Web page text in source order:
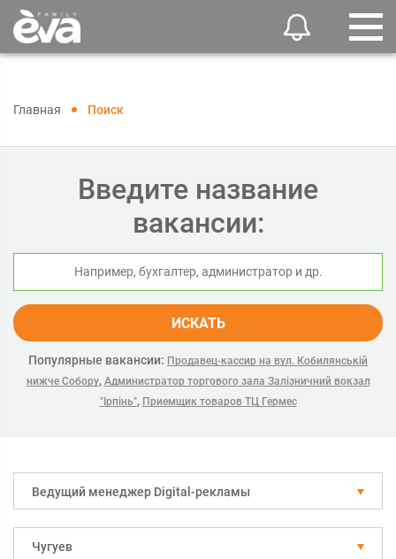
Главная Поиск
Введите название
вакансии:
ИСКАТЬ
Популярные вакансии: Продавец-кассир на вул. Кобилянській
нижче Собору, Администратор торгового зала Залізничний вокзал
"Ірпінь", Приемщик товаров ТЦ Гермес
Ведущий менеджер Digital-рекламы
Чугуев